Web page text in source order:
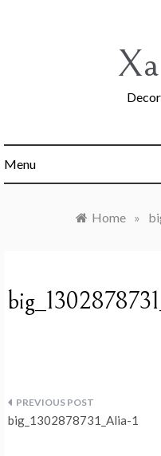
Menu
Home »
Navegação
big_1302878731_Alia-1